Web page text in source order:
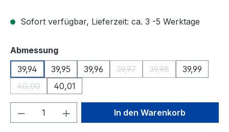
Sofort verfügbar, Lieferzeit: ca. 3 -5 Werktage
Abmessungauswählen
39,94
39,95 39,96 39,97
(Diese Option ist zurzeit nicht
39,98
(Diese Option ist
39,99
40,00
(Diese Option ist zurzeit nicht verfügbar.)
40,01
Produkt Anzahl: Gib denIn den Warenkorb